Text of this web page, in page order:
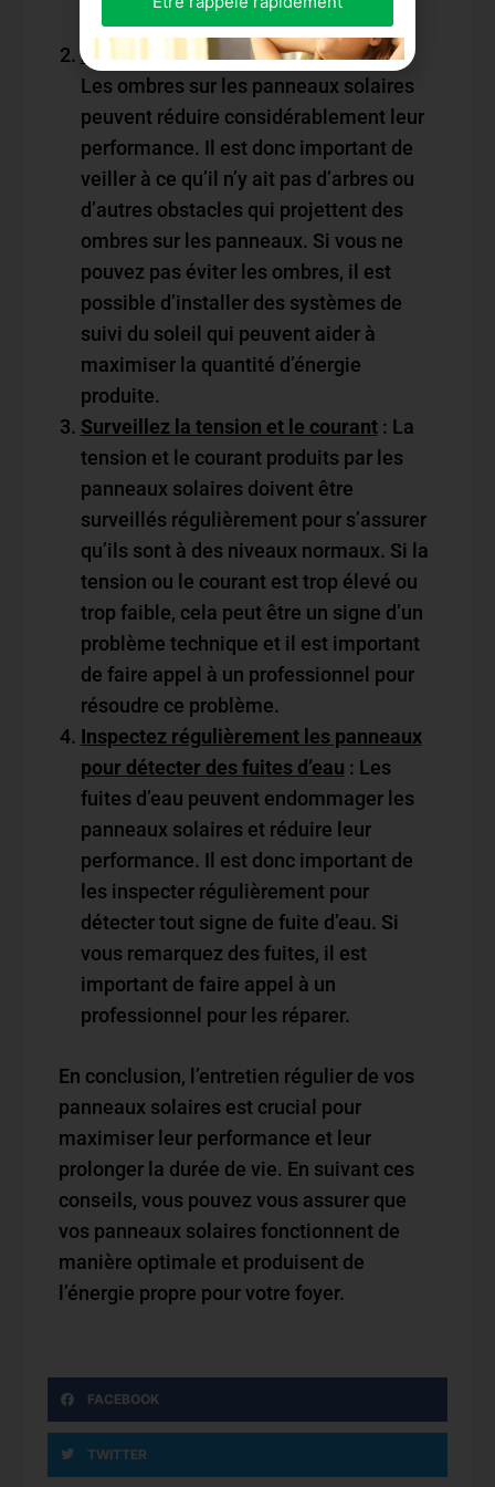
objets tranchants.
Évitez les ombres sur les panneaux:
Les ombres sur les panneaux solaires
peuvent réduire considérablement leur
performance. Il est donc important de
veiller à ce qu’il n’y ait pas d’arbres ou
d’autres obstacles qui projettent des
ombres sur les panneaux. Si vous ne
pouvez pas éviter les ombres, il est
possible d’installer des systèmes de
suivi du soleil qui peuvent aider à
maximiser la quantité d’énergie
produite.
Surveillez la tension et le courant: La
tension et le courant produits par les
panneaux solaires doivent être
surveillés régulièrement pour s’assurer
qu’ils sont à des niveaux normaux. Si la
tension ou le courant est trop élevé ou
trop faible, cela peut être un signe d’un
problème technique et il est important
de faire appel à un professionnel pour
résoudre ce problème.
Inspectez régulièrement les panneaux
pour détecter des fuites d’eau : Les
fuites d’eau peuvent endommager les
panneaux solaires et réduire leur
performance. Il est donc important de
les inspecter régulièrement pour
détecter tout signe de fuite d’eau. Si
vous remarquez des fuites, il est
important de faire appel à un
professionnel pour les réparer.
En conclusion, l’entretien régulier de vos
panneaux solaires est crucial pour
maximiser leur performance et leur
prolonger la durée de vie. En suivant ces
conseils, vous pouvez vous assurer que
vos panneaux solaires fonctionnent de
manière optimale et produisent de
l’énergie propre pour votre foyer.
FACEBOOK
TWITTER